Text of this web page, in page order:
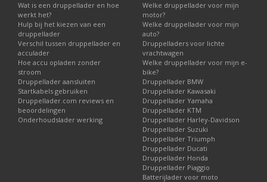
Wat is een druppellader en hoe
werkt het?
Hulp bij het kiezen van een
druppellader
Verschil tussen druppellader en
acculader
Hoe accu opladen zonder
stroom
Druppellader aansluiten
Startkabels gebruiken
Druppellader.com reviews en
beoordelingen
Onderhoudslader werking
Welke druppellader voor mijn
motor?
Welke druppellader voor mijn
auto?
Druppelladers voor lichte
vrachtwagen
Welke druppellader voor mijn e-
bike?
Druppellader BMW
Druppellader Kawasaki
Druppellader Yamaha
Druppellader KTM
Druppellader Harley-Davidson
Druppellader Suzuki
Druppellader Triumph
Druppellader Ducati
Druppellader Honda
Druppellader Piaggio
Batterijlader voor moto